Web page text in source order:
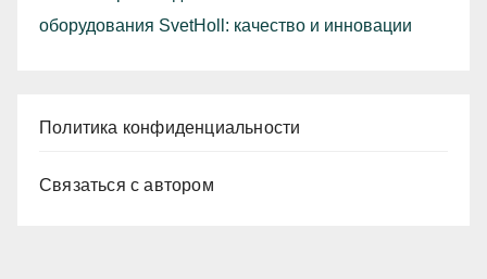
оборудования SvetHoll: качество и инновации
Политика конфиденциальности
Связаться с автором